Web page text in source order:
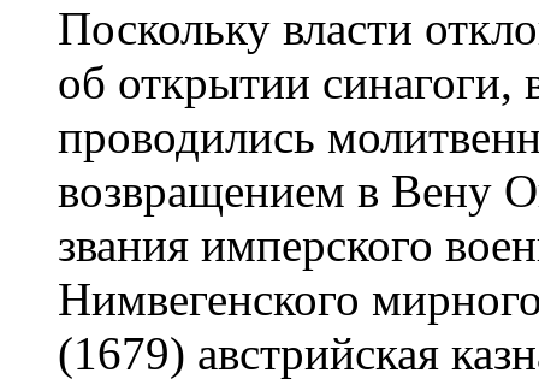
Поскольку власти
об открытии синагоги,
проводились
возвращением в Вену
звания имперского
Нимвегенского
(1679) австрийская